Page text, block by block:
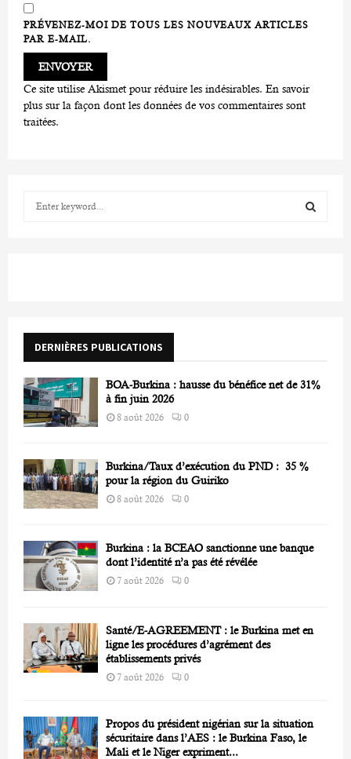
PRÉVENEZ-MOI DE TOUS LES NOUVEAUX ARTICLES
PAR E-MAIL.
Ce site utilise Akismet pour réduire les indésirables. En savoir
plus sur la façon dont les données de vos commentaires sont
traitées.
r
DERNIÈRES PUBLICATIONS
BOA-Burkina : hausse du bénéfice net de 31%
à fin juin 2026
8 août 2026 0
Burkina/Taux d’exécution du PND : 35 %
pour la région du Guiriko
8 août 2026 0
Burkina : la BCEAO sanctionne une banque
dont l’identité n’a pas été révélée
7 août 2026 0
Santé/E-AGREEMENT : le Burkina met en
ligne les procédures d’agrément des
établissements privés
7 août 2026 0
Propos du président nigérian sur la situation
sécuritaire dans l’AES : le Burkina Faso, le
Mali et le Niger expriment...